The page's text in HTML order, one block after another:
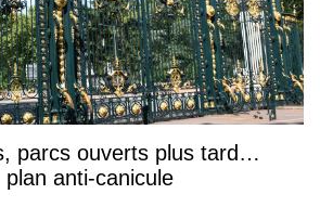
parcs ouverts plus tard…
anti-canicule